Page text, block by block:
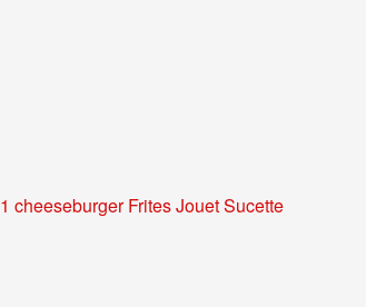
1 cheeseburger Frites Jouet Sucette